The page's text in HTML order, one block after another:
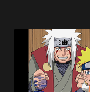
配書Sランクの重罪人
だ。そのただならぬ気
アスマと紅は、いち早
向かう…。【提供：バ
ネル】